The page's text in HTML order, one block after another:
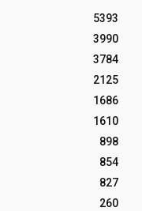
5393
3990
3784
2125
1686
1610
898
854
827
260